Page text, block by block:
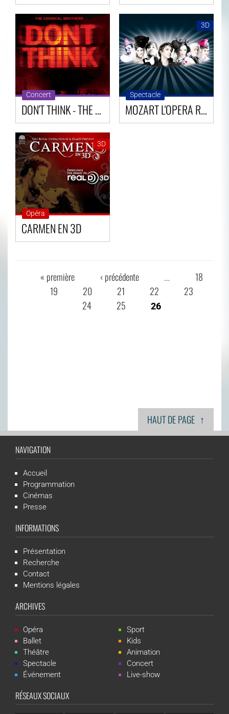
Concert
DON'T THINK - THE CHEMICAL BROTHERS
3D
Spectacle
MOZART L'OPERA ROCK
3D
Opéra
CARMEN EN 3D
PAGES« première ‹ précédente …
18
19
20 21 22
23
24
25 26
HAUT DE PAGE ↑
NAVIGATION
Accueil
Programmation
Cinémas
Presse
INFORMATIONS
Présentation
Recherche
Contact
Mentions légales
ARCHIVES
Opéra
Ballet
Théâtre
Spectacle
Événement
Sport
Kids
Animation
Concert
Live-show
RÉSEAUX SOCIAUX